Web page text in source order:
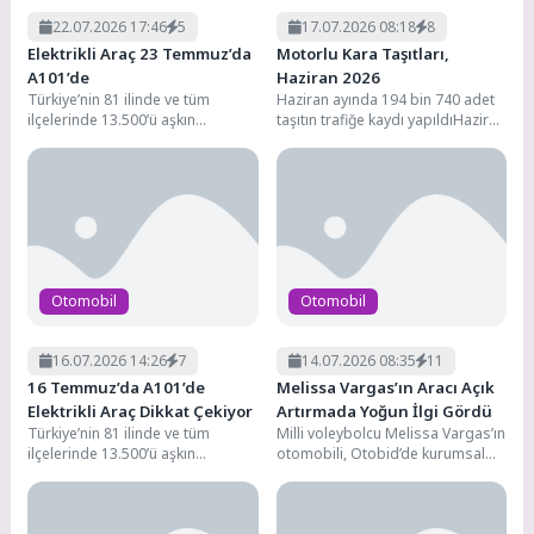
22.07.2026 17:46 5
Elektrikli Araç 23 Temmuz’da
A101’de
Türkiye’nin 81 ilinde ve tüm
ilçelerinde 13.500’ü aşkın
1.200’den fazla tedarikçisiyle
17.07.2026 08:18 8
Motorlu Kara Taşıtları,
Haziran 2026
Haziran ayında 194 bin 740 adet
taşıtın trafiğe kaydı yapıldıHaziran
taşıtların...
Otomobil
16.07.2026 14:26 7
16 Temmuz’da A101’de
Elektrikli Araç Dikkat Çekiyor
Türkiye’nin 81 ilinde ve tüm
ilçelerinde 13.500’ü aşkın
1.200’den fazla tedarikçisiyle
Otomobil
14.07.2026 08:35 11
Melissa Vargas’ın Aracı Açık
Artırmada Yoğun İlgi Gördü
Milli voleybolcu Melissa Vargas’ın
otomobili, Otobid’de kurumsal
artırmada en yüksek...